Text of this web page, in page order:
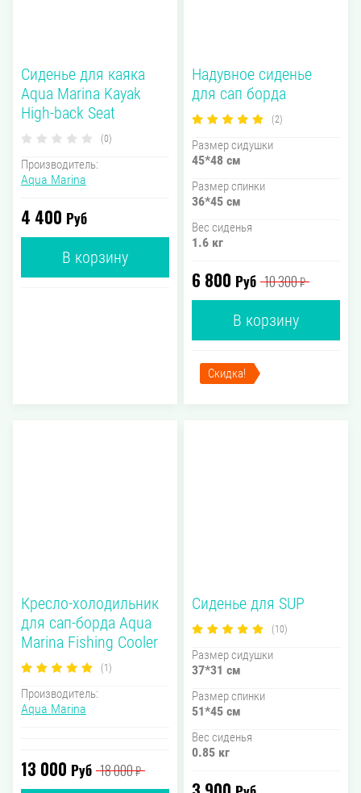
Сиденье для каяка
Aqua Marina Kayak
High-back Seat
(0)
Производитель:
Aqua Marina
4 400 Руб
В корзину
Надувное сиденье
для сап борда
(2)
Размер сидушки
45*48 см
Размер спинки
36*45 см
Вес сиденья
1.6 кг
6 800 Руб 10 300₽
В корзину
Скидка!
Кресло-холодильник
для сап-борда Aqua
Marina Fishing Cooler
(1)
Производитель:
Aqua Marina
13 000 Руб 18 000₽
Сиденье для SUP
(10)
Размер сидушки
37*31 см
Размер спинки
51*45 см
Вес сиденья
0.85 кг